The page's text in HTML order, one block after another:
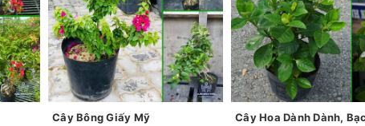
Cây Bông Giấy Mỹ